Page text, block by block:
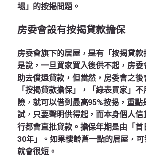
場」的按揭問題。
房委會設有按揭貸款擔保
房委會旗下的居屋，是有「按揭貸款
是說，一旦買家買入後供不起，房委
助去償還貸款，但當然，房委會之後
「按揭貸款擔保」，「綠表買家」
險，就可以借到最高95%按揭，重點
試，只要聲明供得起，而本身個人信
行都會直批貸款。擔保年期是由「首
30年」。如果樓齡舊一點的居屋，
就會很短。